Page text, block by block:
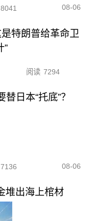
8041 08-06
特朗普给革命卫
”
阅读 7294
日本“托底”？
7136 08-06
堆出海上棺材